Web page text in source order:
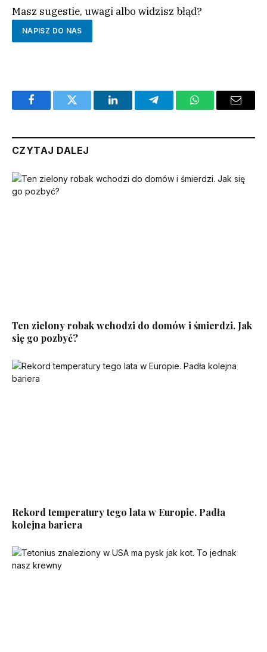
Masz sugestie, uwagi albo widzisz błąd?
NAPISZ DO NAS
FacebookTwitter LinkedInTelegramWhatsAppEmail
CZYTAJ DALEJ
Ten zielony robak wchodzi do domów i śmierdzi. Jak
się go pozbyć?
Rekord temperatury tego lata w Europie. Padła
kolejna bariera